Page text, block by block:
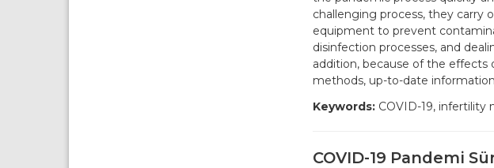
challenging process, they carry
equipment to prevent
disinfection processes, and
addition, because of the
methods, up-to-date
Keywords:COVID-19, infertility
COVID-19 Pandemi